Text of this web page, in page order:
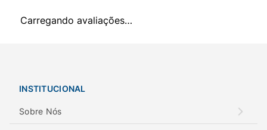
Carregando avaliações…
INSTITUCIONAL
Sobre Nós